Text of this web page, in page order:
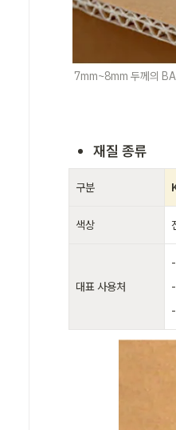
7mm~8mm 두께의
재질 종류
구분
색상
대표 사용처